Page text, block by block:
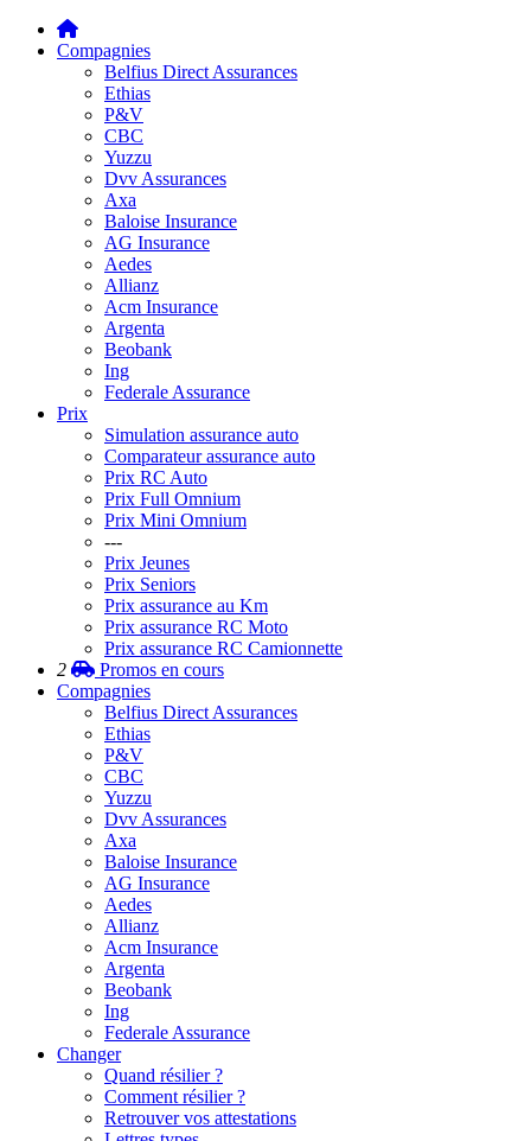
Compagnies
Belfius Direct Assurances
Ethias
P&V
CBC
Yuzzu
Dvv Assurances
Axa
Baloise Insurance
AG Insurance
Aedes
Allianz
Acm Insurance
Argenta
Beobank
Ing
Federale Assurance
Prix
Simulation assurance auto
Comparateur assurance auto
Prix RC Auto
Prix Full Omnium
Prix Mini Omnium
---
Prix Jeunes
Prix Seniors
Prix assurance au Km
Prix assurance RC Moto
Prix assurance RC Camionnette
2
Promos en cours
Compagnies
Belfius Direct Assurances
Ethias
P&V
CBC
Yuzzu
Dvv Assurances
Axa
Baloise Insurance
AG Insurance
Aedes
Allianz
Acm Insurance
Argenta
Beobank
Ing
Federale Assurance
Changer
Quand résilier ?
Comment résilier ?
Retrouver vos attestations